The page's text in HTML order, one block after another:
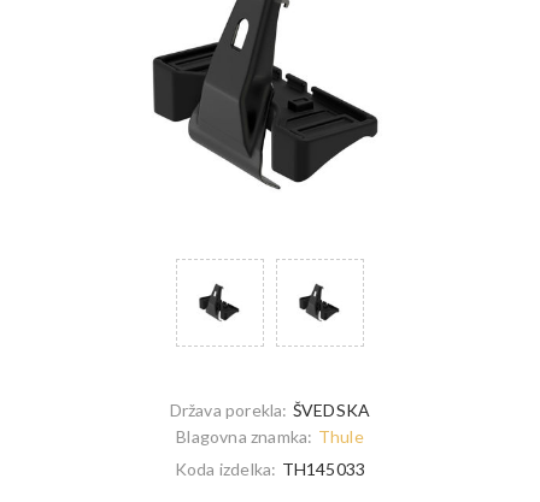
Država porekla: ŠVEDSKA
Blagovna znamka: Thule
Koda izdelka: TH145033